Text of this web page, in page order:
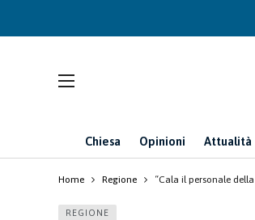
Chiesa Opinioni Attualità
Home Regione “Cala il personale
REGIONE